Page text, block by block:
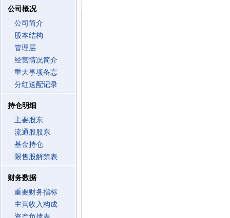
公司概况
公司简介
股本结构
管理层
经营情况简介
重大事项备忘
分红送配记录
持仓明细
主要股东
流通股股东
基金持仓
限售股解禁表
财务数据
重要财务指标
主营收入构成